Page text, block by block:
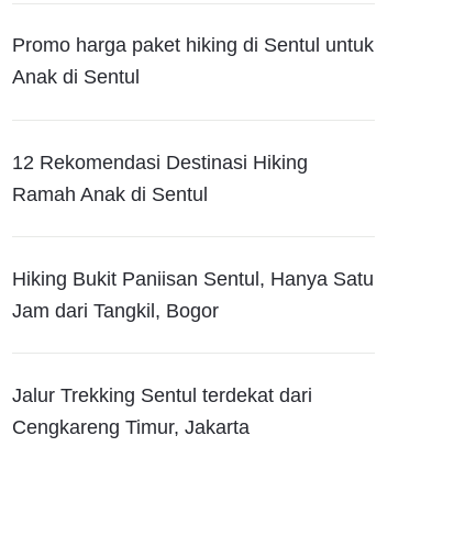
Promo harga paket hiking di Sentul untuk
Anak di Sentul
12 Rekomendasi Destinasi Hiking
Ramah Anak di Sentul
Hiking Bukit Paniisan Sentul, Hanya Satu
Jam dari Tangkil, Bogor
Jalur Trekking Sentul terdekat dari
Cengkareng Timur, Jakarta